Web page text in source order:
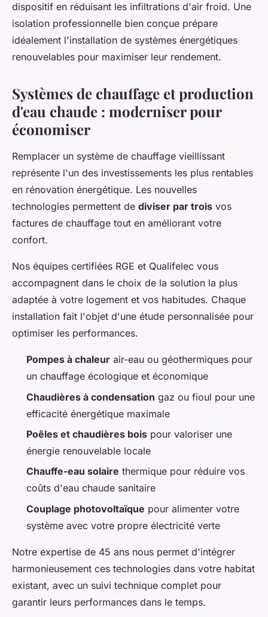
dispositif en réduisant les infiltrations d'air froid. Une
isolation professionnelle bien conçue prépare
idéalement l'installation de systèmes énergétiques
renouvelables pour maximiser leur rendement.
Systèmes de chauffage et production
d'eau chaude : moderniser pour
économiser
Remplacer un système de chauffage vieillissant
représente l'un des investissements les plus rentables
en rénovation énergétique. Les nouvelles
technologies permettent de diviser par trois vos
factures de chauffage tout en améliorant votre
confort.
Nos équipes certifiées RGE et Qualifelec vous
accompagnent dans le choix de la solution la plus
adaptée à votre logement et vos habitudes. Chaque
installation fait l'objet d'une étude personnalisée pour
optimiser les performances.
Pompes à chaleur air-eau ou géothermiques pour
un chauffage écologique et économique
Chaudières à condensation gaz ou fioul pour une
efficacité énergétique maximale
Poêles et chaudières bois pour valoriser une
énergie renouvelable locale
Chauffe-eau solaire thermique pour réduire vos
coûts d'eau chaude sanitaire
Couplage photovoltaïque pour alimenter votre
système avec votre propre électricité verte
Notre expertise de 45 ans nous permet d'intégrer
harmonieusement ces technologies dans votre habitat
existant, avec un suivi technique complet pour
garantir leurs performances dans le temps.